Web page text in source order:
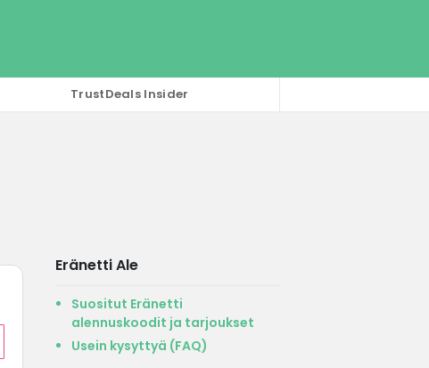
TrustDeals Insider
Eränetti Ale
Suositut Eränetti
alennuskoodit ja tarjoukset
Usein kysyttyä (FAQ)